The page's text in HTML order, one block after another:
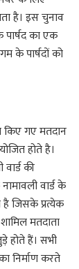
है। इस चुनाव
पार्षद का एक
के पार्षदों को
किए गए मतदान
होते है।
की
नामावली वार्ड के
है जिसके प्रत्येक
मतदाता
होते हैं। सभी
निर्माण करते